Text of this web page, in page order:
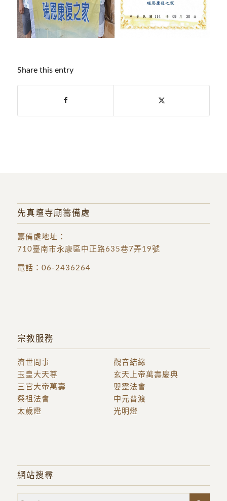
Share this entry
先真壇寺廟籌備處
籌備處地址 ：
710臺南市永康區中正路635巷7弄19號
電話： 06-2436264
宗教服務
濟世問事
觀音結緣
玉皇大天尊
三官大帝萬壽
玄天上帝萬壽慶典
嬰靈法會
祭祖法會
中元普渡
太歲燈
光明燈
網站搜尋